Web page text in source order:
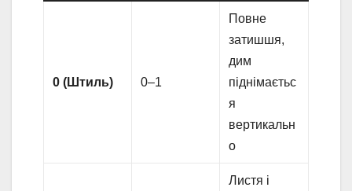
0 (Штиль) 0–1
Повне
затишшя,
дим
піднімаєтьс
я
вертикальн
о
Листя і